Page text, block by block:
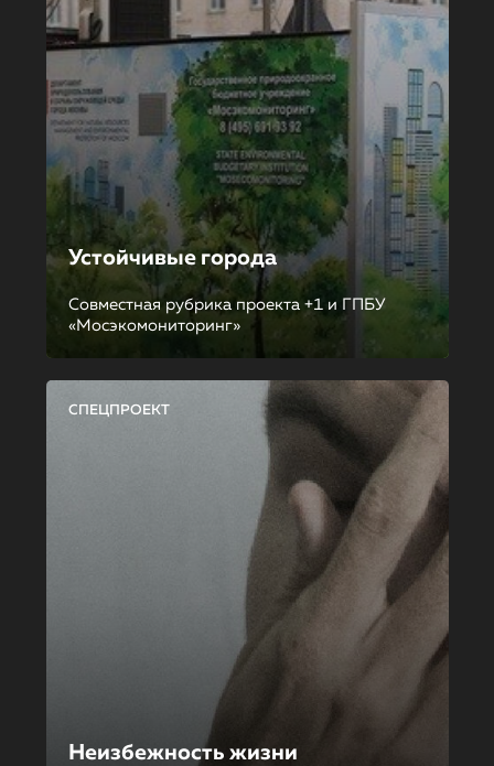
Устойчивые города
Совместная рубрика проекта +1 и ГПБУ
«Мосэкомониторинг»
СПЕЦПРОЕКТ
Неизбежность жизни